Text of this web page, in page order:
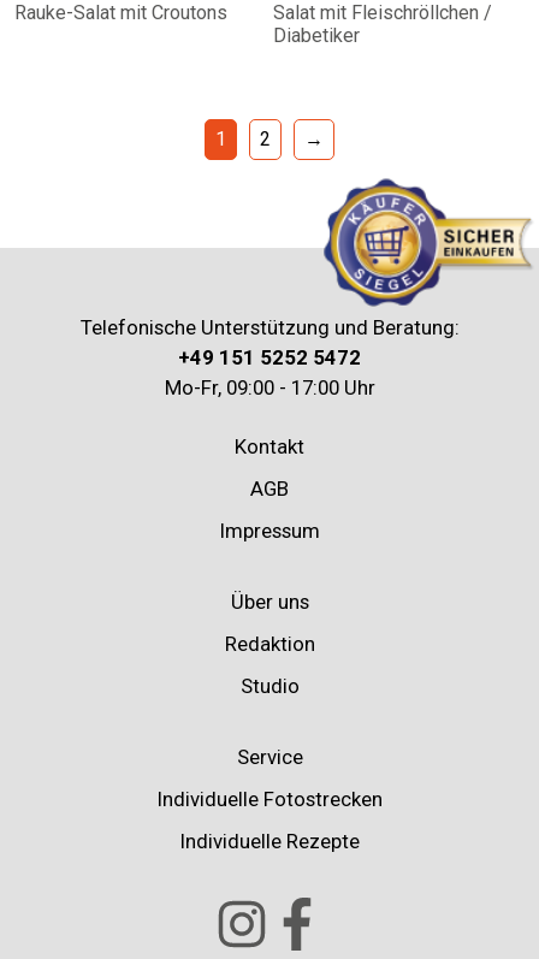
Rauke-Salat mit Croutons
Salat mit Fleischröllchen /
Diabetiker
1 2 →
Telefonische Unterstützung und Beratung:
+49 151 5252 5472
Mo-Fr, 09:00 - 17:00 Uhr
Kontakt
AGB
Impressum
Über uns
Redaktion
Studio
Service
Individuelle Fotostrecken
Individuelle Rezepte